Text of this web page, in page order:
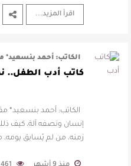
اقرأ المزيد...
الكاتب: أحمد بنسعيد*
إنسان ونصفه آلة، كيف
كاتب أدب الطفل..
الكاتب: أحمد بنسعيد*
إنسان ونصفه آلة، كيف
زمنه، من لم يُسابق